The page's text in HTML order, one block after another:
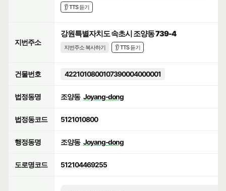
👂 TTS 듣기
지번주소
강원특별자치도 속초시 조양동 739-4
지번주소 복사하기 👂 TTS 듣기
건물번호 4221010800107390004000001
법정동명 조양동 Joyang-dong
법정동코드 5121010800
행정동명 조양동 Joyang-dong
도로명코드 512104469255